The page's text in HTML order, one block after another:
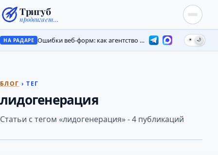
Тригуб
продвигает…
НА РАДАРЕ Ошибки веб-форм: как агентство потеряло лиды на месяцы ☀ 🌙
БЛОГ › ТЕГ
лидогенерация
Статьи с тегом «лидогенерация» - 4 публикаций